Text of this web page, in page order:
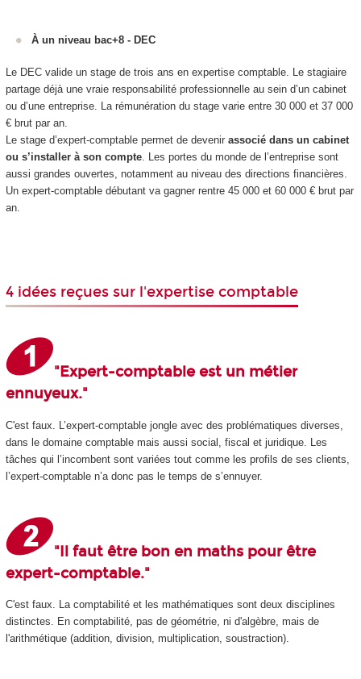
À un niveau bac+8 - DEC
Le DEC valide un stage de trois ans en expertise comptable. Le stagiaire
partage déjà une vraie responsabilité professionnelle au sein d’un cabinet
ou d’une entreprise. La rémunération du stage varie entre 30 000 et 37 000
€ brut par an.
Le stage d’expert-comptable permet de devenir associé dans un cabinet
ou s’installer à son compte. Les portes du monde de l’entreprise sont
aussi grandes ouvertes, notamment au niveau des directions financières.
Un expert-comptable débutant va gagner rentre 45 000 et 60 000 € brut par
an.
4 idées reçues sur l'expertise comptable
"Expert-comptable est un métier
ennuyeux."
C'est faux. L’expert-comptable jongle avec des problématiques diverses,
dans le domaine comptable mais aussi social, fiscal et juridique. Les
tâches qui l’incombent sont variées tout comme les profils de ses clients,
l’expert-comptable n’a donc pas le temps de s’ennuyer.
"Il faut être bon en maths pour être
expert-comptable."
C'est faux. La comptabilité et les mathématiques sont deux disciplines
distinctes. En comptabilité, pas de géométrie, ni d'algèbre, mais de
l'arithmétique (addition, division, multiplication, soustraction).